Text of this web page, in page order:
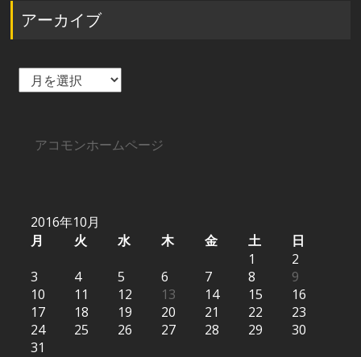
アーカイブ
ア
アコモンホームページ
2016年10月
月
火 水 木 金 土
日
1
2
3
4 5 6 7 8
9
10
11 12 13 14 15
16
17
18 19 20 21 22
23
24
25 26 27 28 29
30
31